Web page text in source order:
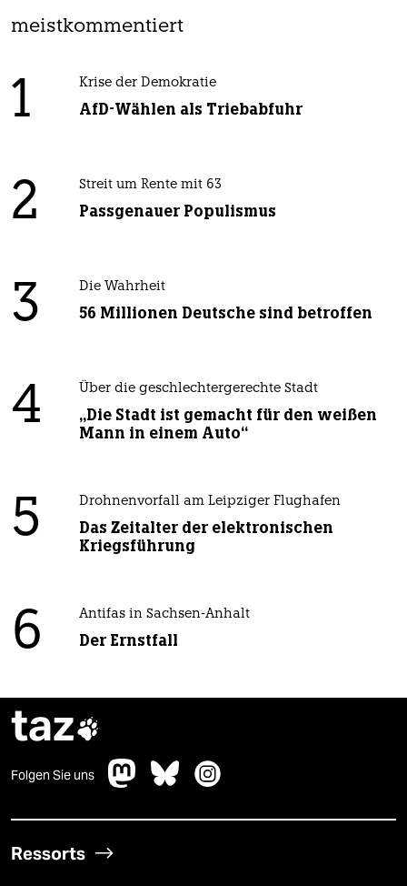
meistkommentiert
1 Krise der Demokratie
AfD-Wählen als Triebabfuhr
2 Streit um Rente mit 63
Passgenauer Populismus
3 Die Wahrheit
56 Millionen Deutsche sind betroffen
4 Über die geschlechtergerechte Stadt
„Die Stadt ist gemacht für den weißen
Mann in einem Auto“
5 Drohnenvorfall am Leipziger Flughafen
Das Zeitalter der elektronischen
Kriegsführung
6 Antifas in Sachsen-Anhalt
Der Ernstfall
taz
Folgen Sie uns
Ressorts